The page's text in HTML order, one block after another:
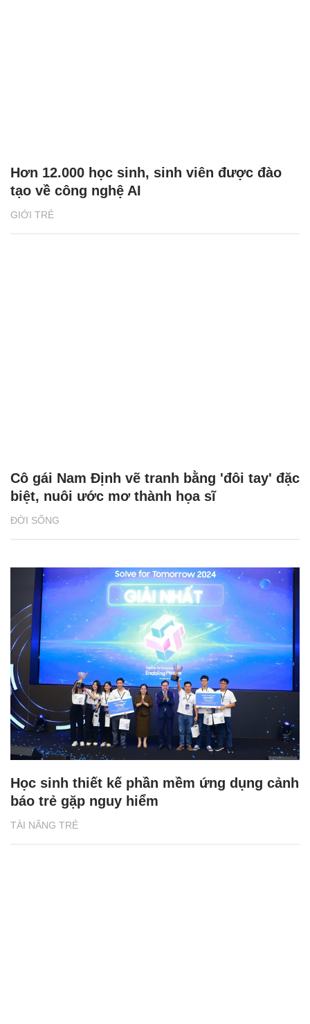
GIỚI TRẺ
Hơn 12.000 học sinh, sinh viên được đào
tạo về công nghệ AI
ĐỜI SỐNG
Cô gái Nam Định vẽ tranh bằng 'đôi tay' đặc
biệt, nuôi ước mơ thành họa sĩ
TÀI NĂNG TRẺ
Học sinh thiết kế phần mềm ứng dụng cảnh
báo trẻ gặp nguy hiểm